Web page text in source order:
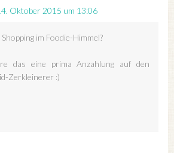
Oktober 2015 um 13:06
im Foodie-Himmel?
das eine prima Anzahlung auf den
Zerkleinerer :)